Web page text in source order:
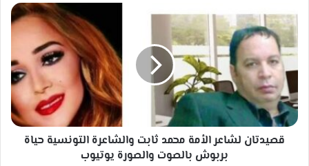
قصيدتان
لشاعر
الأمة
محمد
ثابت
والشاعرة
التونسية
حياة
بربوش
بالصوت
قصيدتان لشاعر الأمة محمد ثابت والشاعرة التونسية حياة
بربوش بالصوت والصورة يوتيوب